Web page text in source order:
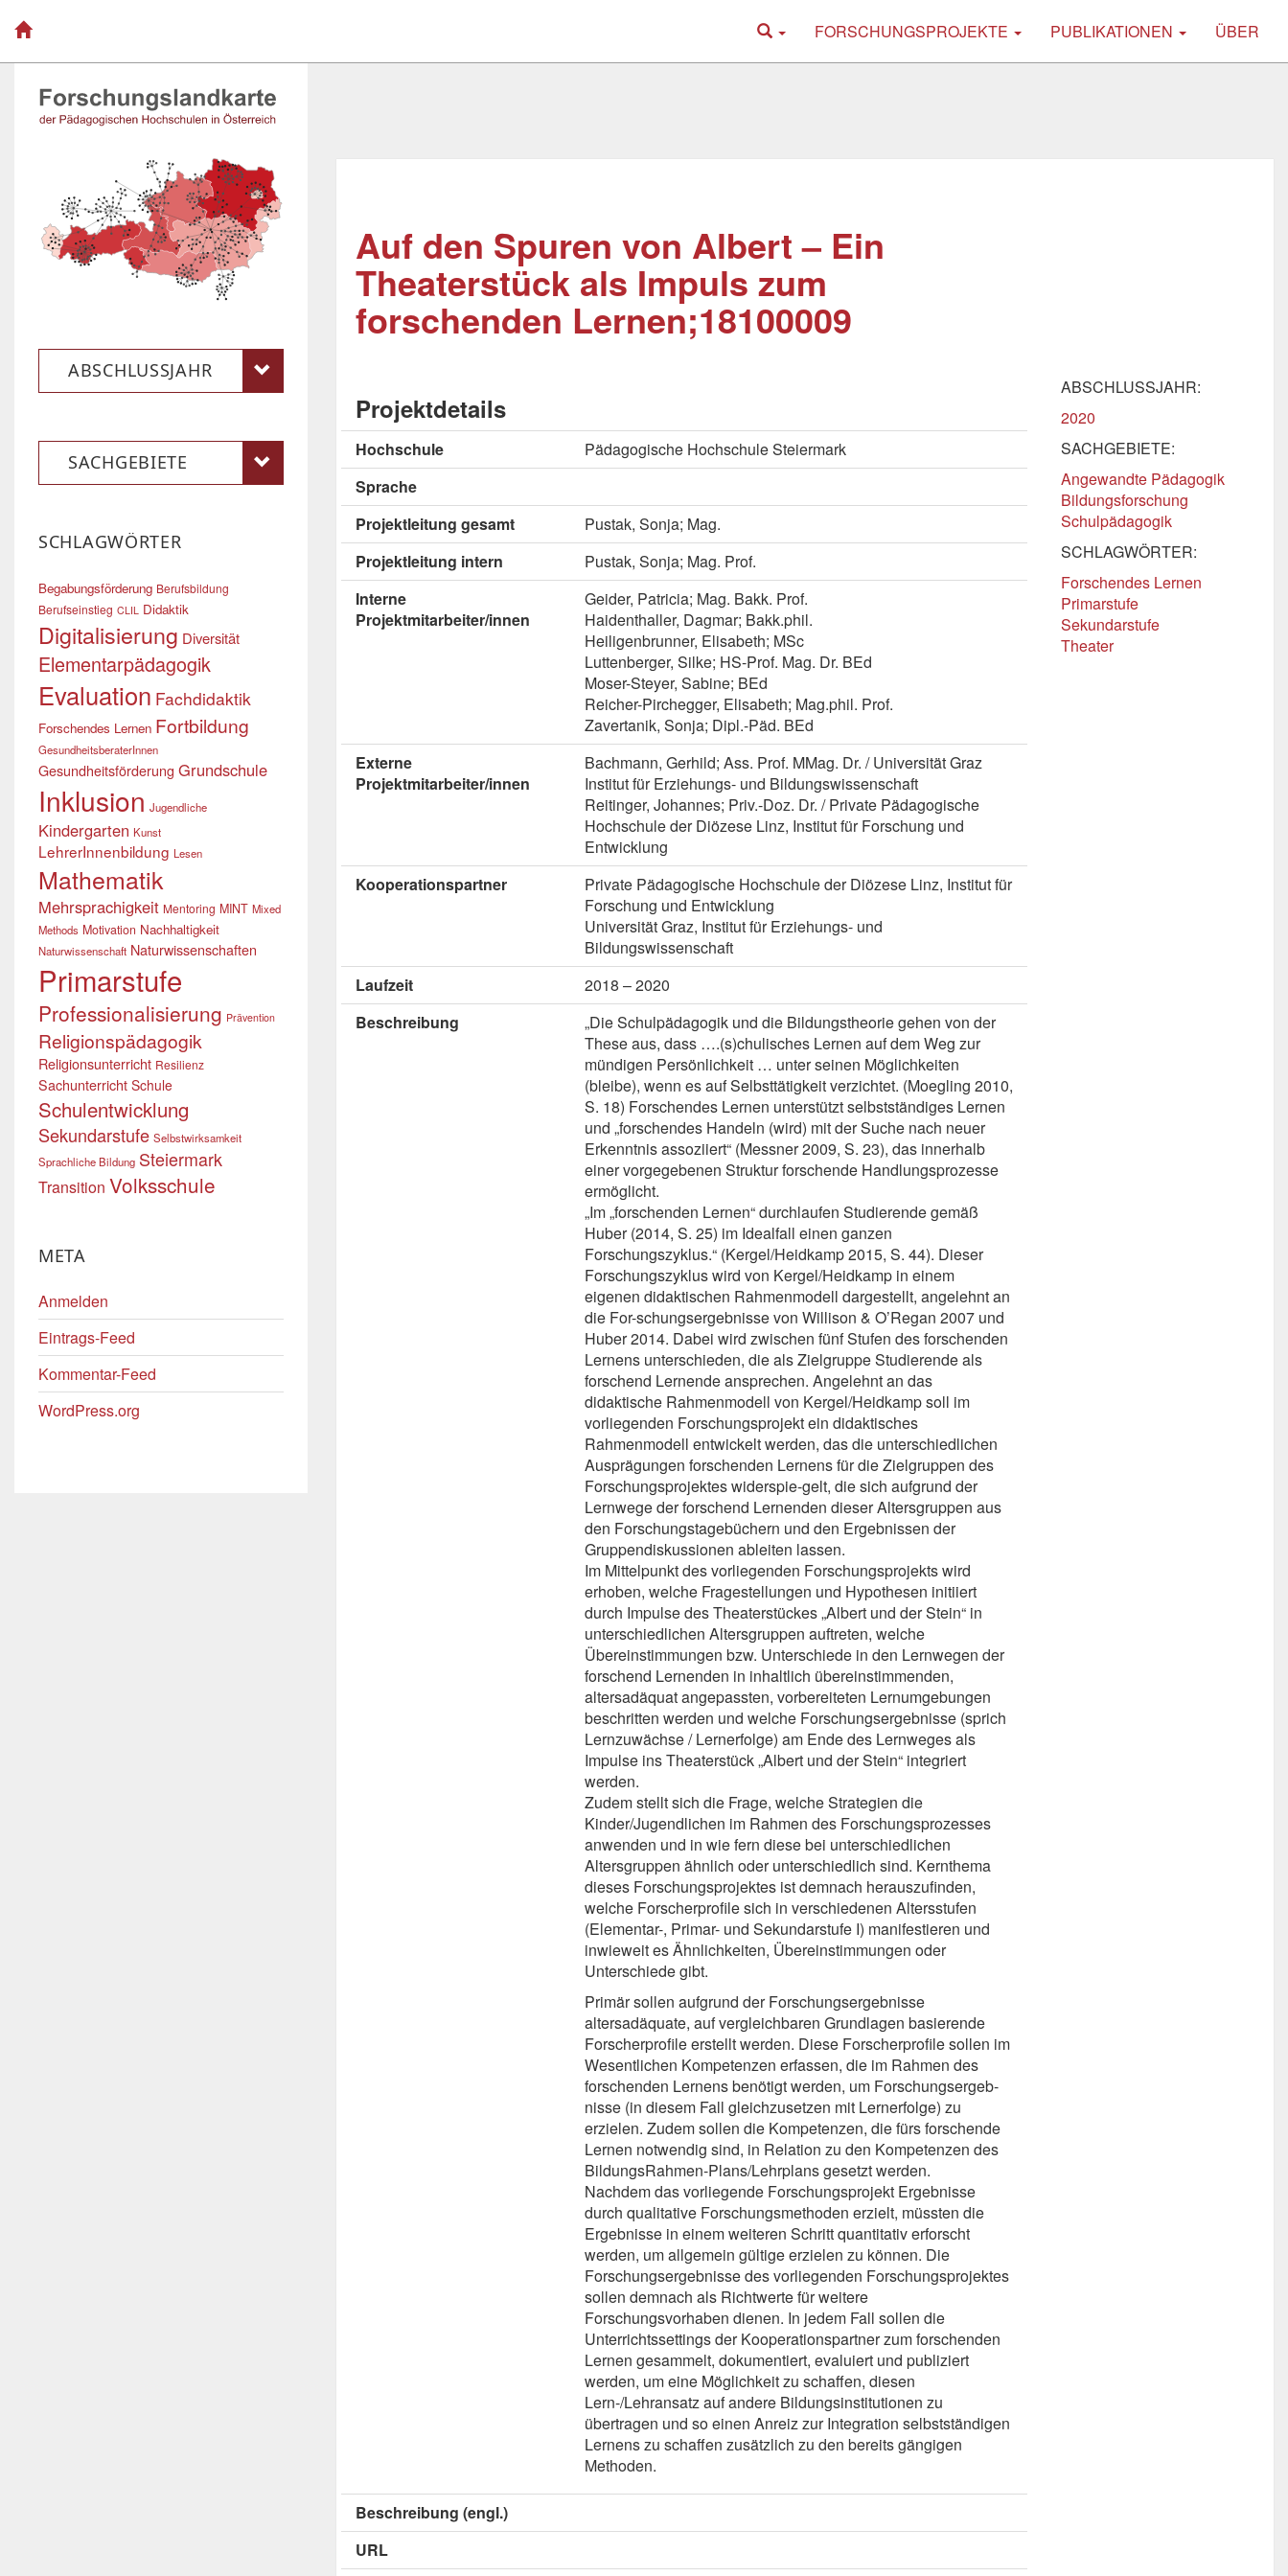
FORSCHUNGSPROJEKTE PUBLIKATIONEN ÜBER
Auf den Spuren von Albert – Ein
Theaterstück als Impuls zum
forschenden Lernen;18100009
Projektdetails
Hochschule
Pädagogische Hochschule Steiermark
Sprache
Projektleitung gesamt
Pustak, Sonja; Mag.
Projektleitung intern
Pustak, Sonja; Mag. Prof.
Interne
Projektmitarbeiter/innen
Geider, Patricia; Mag. Bakk. Prof.
Haidenthaller, Dagmar; Bakk.phil.
Heiligenbrunner, Elisabeth; MSc
Luttenberger, Silke; HS-Prof. Mag. Dr. BEd
Moser-Steyer, Sabine; BEd
Reicher-Pirchegger, Elisabeth; Mag.phil. Prof.
Zavertanik, Sonja; Dipl.-Päd. BEd
Externe
Projektmitarbeiter/innen
Bachmann, Gerhild; Ass. Prof. MMag. Dr. / Universität Graz
Institut für Erziehungs- und Bildungswissenschaft
Reitinger, Johannes; Priv.-Doz. Dr. / Private Pädagogische
Hochschule der Diözese Linz, Institut für Forschung und
Entwicklung
Kooperationspartner
Private Pädagogische Hochschule der Diözese Linz, Institut für
Forschung und Entwicklung
Universität Graz, Institut für Erziehungs- und
Bildungswissenschaft
Laufzeit
2018 – 2020
Beschreibung
„Die Schulpädagogik und die Bildungstheorie gehen von der
These aus, dass ….(s)chulisches Lernen auf dem Weg zur
mündigen Persönlichkeit … unter seinen Möglichkeiten
(bleibe), wenn es auf Selbsttätigkeit verzichtet. (Moegling 2010,
S. 18) Forschendes Lernen unterstützt selbstständiges Lernen
und „forschendes Handeln (wird) mit der Suche nach neuer
Erkenntnis assoziiert“ (Messner 2009, S. 23), das innerhalb
einer vorgegebenen Struktur forschende Handlungsprozesse
ermöglicht.
„Im „forschenden Lernen“ durchlaufen Studierende gemäß
Huber (2014, S. 25) im Idealfall einen ganzen
Forschungszyklus.“ (Kergel/Heidkamp 2015, S. 44). Dieser
Forschungszyklus wird von Kergel/Heidkamp in einem
eigenen didaktischen Rahmenmodell dargestellt, angelehnt an
die For-schungsergebnisse von Willison & O’Regan 2007 und
Huber 2014. Dabei wird zwischen fünf Stufen des forschenden
Lernens unterschieden, die als Zielgruppe Studierende als
forschend Lernende ansprechen. Angelehnt an das
didaktische Rahmenmodell von Kergel/Heidkamp soll im
vorliegenden Forschungsprojekt ein didaktisches
Rahmenmodell entwickelt werden, das die unterschiedlichen
Ausprägungen forschenden Lernens für die Zielgruppen des
Forschungsprojektes widerspie-gelt, die sich aufgrund der
Lernwege der forschend Lernenden dieser Altersgruppen aus
den Forschungstagebüchern und den Ergebnissen der
Gruppendiskussionen ableiten lassen.
Im Mittelpunkt des vorliegenden Forschungsprojekts wird
erhoben, welche Fragestellungen und Hypothesen initiiert
durch Impulse des Theaterstückes „Albert und der Stein“ in
unterschiedlichen Altersgruppen auftreten, welche
Übereinstimmungen bzw. Unterschiede in den Lernwegen der
forschend Lernenden in inhaltlich übereinstimmenden,
altersadäquat angepassten, vorbereiteten Lernumgebungen
beschritten werden und welche Forschungsergebnisse (sprich
Lernzuwächse / Lernerfolge) am Ende des Lernweges als
Impulse ins Theaterstück „Albert und der Stein“ integriert
werden.
Zudem stellt sich die Frage, welche Strategien die
Kinder/Jugendlichen im Rahmen des Forschungsprozesses
anwenden und in wie fern diese bei unterschiedlichen
Altersgruppen ähnlich oder unterschiedlich sind. Kernthema
dieses Forschungsprojektes ist demnach herauszufinden,
welche Forscherprofile sich in verschiedenen Altersstufen
(Elementar-, Primar- und Sekundarstufe I) manifestieren und
inwieweit es Ähnlichkeiten, Übereinstimmungen oder
Unterschiede gibt.
Primär sollen aufgrund der Forschungsergebnisse
altersadäquate, auf vergleichbaren Grundlagen basierende
Forscherprofile erstellt werden. Diese Forscherprofile sollen im
Wesentlichen Kompetenzen erfassen, die im Rahmen des
forschenden Lernens benötigt werden, um Forschungsergeb-
nisse (in diesem Fall gleichzusetzen mit Lernerfolge) zu
erzielen. Zudem sollen die Kompetenzen, die fürs forschende
Lernen notwendig sind, in Relation zu den Kompetenzen des
BildungsRahmen-Plans/Lehrplans gesetzt werden.
Nachdem das vorliegende Forschungsprojekt Ergebnisse
durch qualitative Forschungsmethoden erzielt, müssten die
Ergebnisse in einem weiteren Schritt quantitativ erforscht
werden, um allgemein gültige erzielen zu können. Die
Forschungsergebnisse des vorliegenden Forschungsprojektes
sollen demnach als Richtwerte für weitere
Forschungsvorhaben dienen. In jedem Fall sollen die
Unterrichtssettings der Kooperationspartner zum forschenden
Lernen gesammelt, dokumentiert, evaluiert und publiziert
werden, um eine Möglichkeit zu schaffen, diesen
Lern-/Lehransatz auf andere Bildungsinstitutionen zu
übertragen und so einen Anreiz zur Integration selbstständigen
Lernens zu schaffen zusätzlich zu den bereits gängigen
Methoden.
Beschreibung (engl.)
URL
ABSCHLUSSJAHR:
2020
SACHGEBIETE:
Angewandte Pädagogik
Bildungsforschung
Schulpädagogik
SCHLAGWÖRTER:
Forschendes Lernen
Primarstufe
Sekundarstufe
Theater
ABSCHLUSSJAHR
SACHGEBIETE
SCHLAGWÖRTER
Begabungsförderung Berufsbildung
Berufseinstieg CLIL Didaktik
Digitalisierung Diversität
Elementarpädagogik
Evaluation Fachdidaktik
Forschendes Lernen Fortbildung
GesundheitsberaterInnen
Gesundheitsförderung Grundschule
Inklusion Jugendliche
Kindergarten Kunst
LehrerInnenbildung Lesen
Mathematik
Mehrsprachigkeit Mentoring MINT Mixed
Methods Motivation Nachhaltigkeit
Naturwissenschaft Naturwissenschaften
Primarstufe
Professionalisierung Prävention
Religionspädagogik
Religionsunterricht Resilienz
Sachunterricht Schule
Schulentwicklung
Sekundarstufe Selbstwirksamkeit
Sprachliche Bildung Steiermark
Transition Volksschule
META
Anmelden
Eintrags-Feed
Kommentar-Feed
WordPress.org